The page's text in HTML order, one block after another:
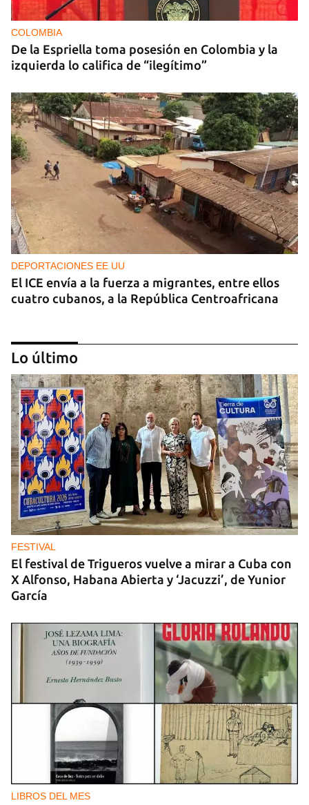
COLOMBIA
De la Espriella toma posesión en Colombia y la
izquierda lo califica de “ilegítimo”
DEPORTACIONES EE UU
El ICE envía a la fuerza a migrantes, entre ellos
cuatro cubanos, a la República Centroafricana
GUERRA
Ucrania ataca otro centro logístico del Amazon
ruso, esta vez en los Urales
Lo último
FESTIVAL
El festival de Trigueros vuelve a mirar a Cuba con
X Alfonso, Habana Abierta y ‘Jacuzzi’, de Yunior
García
LIBROS DEL MES